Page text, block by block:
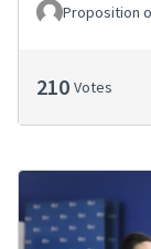
Proposition
210 Votes